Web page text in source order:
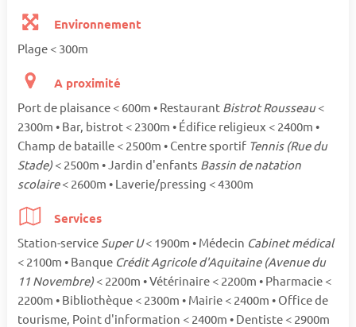
Environnement
Plage < 300m
A proximité
Port de plaisance < 600m • Restaurant Bistrot Rousseau<
2300m • Bar, bistrot < 2300m • Édifice religieux < 2400m •
Champ de bataille < 2500m • Centre sportif Tennis (Rue du
Stade) < 2500m • Jardin d'enfants Bassin de natation
scolaire< 2600m • Laverie/pressing < 4300m
Services
Station-service Super U< 1900m • Médecin Cabinet médical
< 2100m • Banque Crédit Agricole d'Aquitaine (Avenue du
11 Novembre) < 2200m • Vétérinaire < 2200m • Pharmacie <
2200m • Bibliothèque < 2300m • Mairie < 2400m • Office de
tourisme, Point d'information < 2400m • Dentiste < 2900m